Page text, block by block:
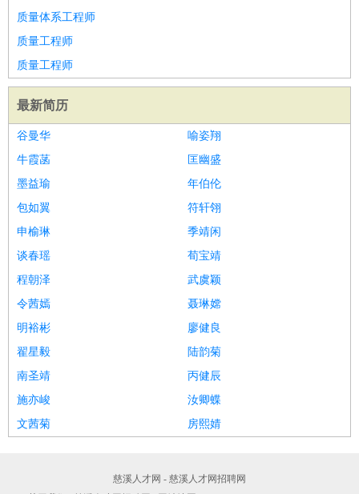
质量体系工程师
质量工程师
质量工程师
最新简历
谷曼华
喻姿翔
牛霞菡
匡幽盛
墨益瑜
年伯伦
包如翼
符轩翎
申榆琳
季靖闲
谈春瑶
荀宝靖
程朝泽
武虞颖
令茜嫣
聂琳嫦
明裕彬
廖健良
翟星毅
陆韵菊
南圣靖
丙健辰
施亦峻
汝卿蝶
文茜菊
房熙婧
慈溪人才网 - 慈溪人才网招聘网